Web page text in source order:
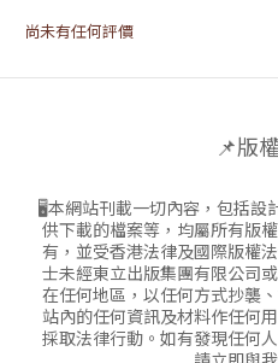
尚未有任何評價
📌版
🖥本網站刊載一切內容，包括設
供下載的檔案等，均屬所有版
有，並受香港法律及國際版權
士未經東立出版集團有限公司
在任何地區，以任何方式抄襲
站內的任何資訊及材料作任何
採取法律行動。如有發現任何